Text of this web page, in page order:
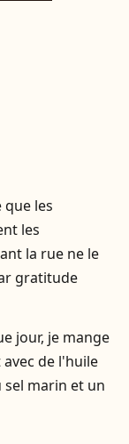
que les
les
la rue ne le
gratitude
jour, je mange
de l'huile
sel marin et un